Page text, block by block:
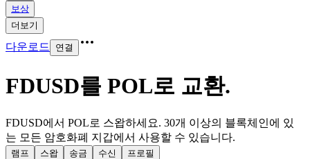
보상
더보기
다운로드 연결
FDUSD를 POL로 교환.
FDUSD에서 POL로 스왑하세요. 30개 이상의 블록체인에 있
는 모든 암호화폐 지갑에서 사용할 수 있습니다.
램프 스왑 송금 수신 프로필